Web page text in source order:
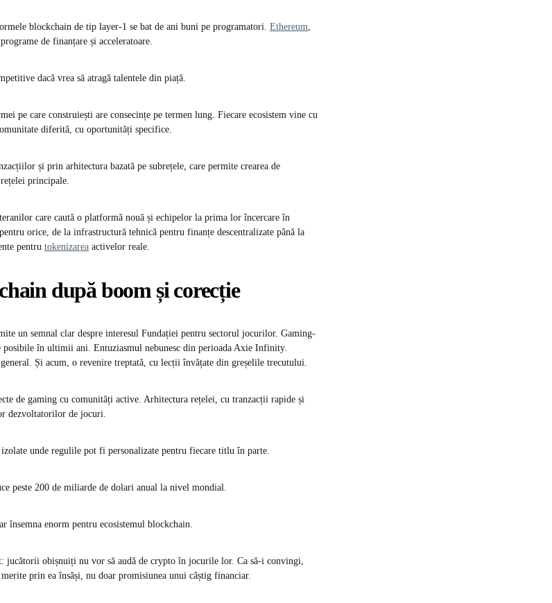
blockchain de tip layer-1 se bat de ani buni pe programatori. Ethereum,
de finanțare și acceleratoare.
dacă vrea să atragă talentele din piață.
pe care construiești are consecințe pe termen lung. Fiecare ecosistem vine cu
diferită, cu oportunități specifice.
și prin arhitectura bazată pe subrețele, care permite crearea de
principale.
care caută o platformă nouă și echipelor la prima lor încercare în
orice, de la infrastructură tehnică pentru finanțe descentralizate până la
pentru tokenizarea activelor reale.
după boom și corecție
un semnal clar despre interesul Fundației pentru sectorul jocurilor. Gaming-
în ultimii ani. Entuziasmul nebunesc din perioada Axie Infinity.
Și acum, o revenire treptată, cu lecții învățate din greșelile trecutului.
de gaming cu comunități active. Arhitectura rețelei, cu tranzacții rapide și
dezvoltatorilor de jocuri.
unde regulile pot fi personalizate pentru fiecare titlu în parte.
peste 200 de miliarde de dolari anual la nivel mondial.
însemna enorm pentru ecosistemul blockchain.
jucătorii obișnuiți nu vor să audă de crypto în jocurile lor. Ca să-i convingi,
prin ea însăși, nu doar promisiunea unui câștig financiar.